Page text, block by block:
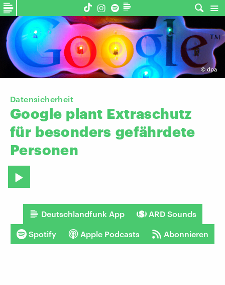
© dpa
Datensicherheit
Google plant Extraschutz
für besonders gefährdete
Personen
Deutschlandfunk App ARD Sounds
Spotify Apple Podcasts Abonnieren